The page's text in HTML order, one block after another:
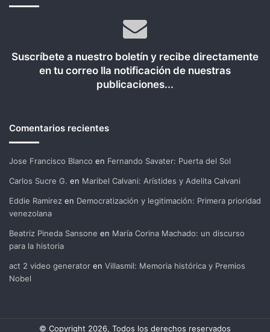
Suscríbete a nuestro boletín y recibe directamente
en tu correo lla notificación de nuestras
publicaciones...
Comentarios recientes
Jose Francisco Blanco en Fernando Savater: Puerta del Sol
Carlos Sucre G. en Maribel Calvani: Arístides y Adelita Calvani
Eddie Ramirez en Democratización y legitimación: Primera prioridad
venezolana
Beatriz Pineda Sansone en María Corina Machado: un discurso
para la historia
act 2 video generator en Villasmil: Memoria histórica y Premios
Nobel
© Copyright 2026, Todos los derechos reservados